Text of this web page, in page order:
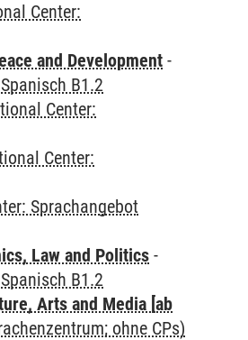
Center:
and Development -
Spanisch B1.2
Center:
Center:
Sprachangebot
Law and Politics -
Spanisch B1.2
Arts and Media [ab
ohne CPs)